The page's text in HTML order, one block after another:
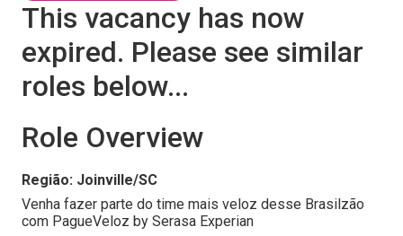
This vacancy has now
expired. Please see similar
roles below...
Role Overview
Região: Joinville/SC
Venha fazer parte do time mais veloz desse Brasilzão
com PagueVeloz by Serasa Experian